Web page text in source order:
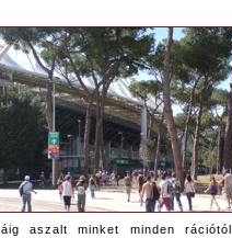
aszalt minket minden rációtól